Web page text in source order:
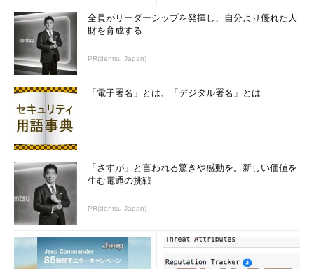
全員がリーダーシップを発揮し、自分より優れた人
財を育成する
PR(dentsu Japan)
「電子署名」とは、「デジタル署名」とは
「さすが」と言われる驚きや感動を。新しい価値を
生む電通の挑戦
PR(dentsu Japan)